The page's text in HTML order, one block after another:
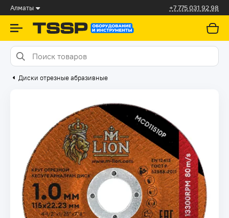
Алматы +7 775 031 92 98
Диски отрезные абразивные